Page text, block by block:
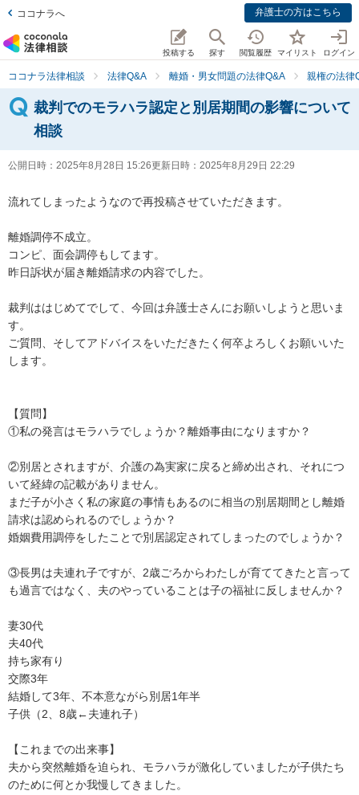
ココナラへ 弁護士の方はこちら
投稿する 探す 閲覧履歴 マイリスト ログイン
ココナラ法律相談 法律Q&A 離婚・男女問題の法律Q&A 親権の法律
裁判でのモラハラ認定と別居期間の影響について
相談
公開日時： 2025年8月28日 15:26更新日時： 2025年8月29日 22:29
流れてしまったようなので再投稿させていただきます。
離婚調停不成立。
コンピ、面会調停もしてます。
昨日訴状が届き離婚請求の内容でした。
裁判ははじめてでして、今回は弁護士さんにお願いしようと思いま
す。
ご質問、そしてアドバイスをいただきたく何卒よろしくお願いいた
します。
【質問】
①私の発言はモラハラでしょうか？離婚事由になりますか？
②別居とされますが、介護の為実家に戻ると締め出され、それにつ
いて経緯の記載がありません。
まだ子が小さく私の家庭の事情もあるのに相当の別居期間とし離婚
請求は認められるのでしょうか？
婚姻費用調停をしたことで別居認定されてしまったのでしょうか？
③長男は夫連れ子ですが、2歳ごろからわたしが育ててきたと言って
も過言ではなく、夫のやっていることは子の福祉に反しませんか？
妻30代
夫40代
持ち家有り
交際3年
結婚して3年、不本意ながら別居1年半
子供（2、8歳←夫連れ子）
【これまでの出来事】
夫から突然離婚を迫られ、モラハラが激化していましたが子供たち
のために何とか我慢してきました。